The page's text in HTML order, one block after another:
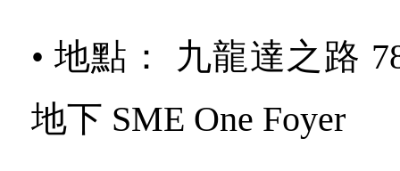
• 地點： 九龍達之路
地下 SME One Foyer